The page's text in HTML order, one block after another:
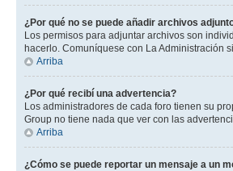
¿Por qué no se puede añadir archivos
Los permisos para adjuntar archivos son
hacerlo. Comuníquese con La Administración
Arriba
¿Por qué recibí una advertencia?
Los administradores de cada foro tienen su
Group no tiene nada que ver con las
Arriba
¿Cómo se puede reportar un mensaje a un